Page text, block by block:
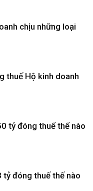
chịu những loại
thuế Hộ kinh doanh
tỷ đóng thuế thế nào
tỷ đóng thuế thế nào